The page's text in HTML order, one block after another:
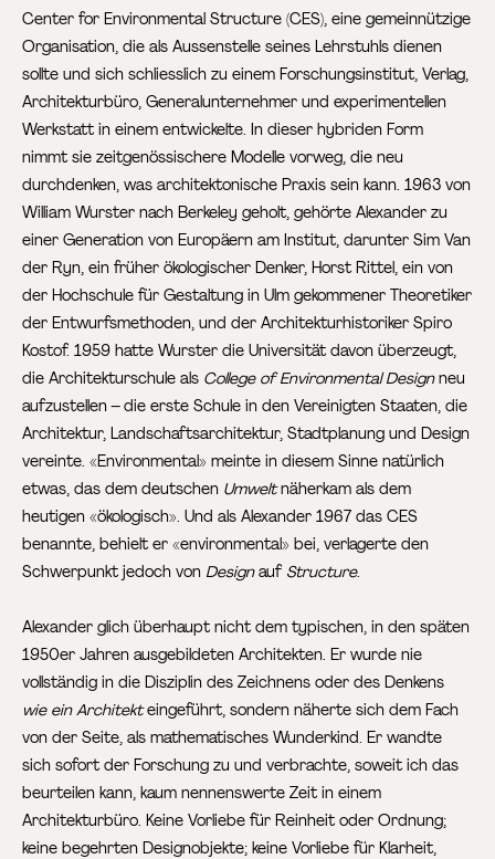
Center for Environmental Structure (CES), eine gemeinnützige
Organisation, die als Aussenstelle seines Lehrstuhls dienen
sollte und sich schliesslich zu einem Forschungsinstitut, Verlag,
Architekturbüro, Generalunternehmer und experimentellen
Werkstatt in einem entwickelte. In dieser hybriden Form
nimmt sie zeitgenössischere Modelle vorweg, die neu
durchdenken, was architektonische Praxis sein kann. 1963 von
William Wurster nach Berkeley geholt, gehörte Alexander zu
einer Generation von Europäern am Institut, darunter Sim Van
der Ryn, ein früher ökologischer Denker, Horst Rittel, ein von
der Hochschule für Gestaltung in Ulm gekommener Theoretiker
der Entwurfsmethoden, und der Architekturhistoriker Spiro
Kostof. 1959 hatte Wurster die Universität davon überzeugt,
die Architekturschule als College of Environmental Designneu
aufzustellen – die erste Schule in den Vereinigten Staaten, die
Architektur, Landschaftsarchitektur, Stadtplanung und Design
vereinte. «Environmental» meinte in diesem Sinne natürlich
etwas, das dem deutschen Umweltnäherkam als dem
heutigen «ökologisch». Und als Alexander 1967 das CES
benannte, behielt er «environmental» bei, verlagerte den
Schwerpunkt jedoch von Designauf Structure.
Alexander glich überhaupt nicht dem typischen, in den späten
1950er Jahren ausgebildeten Architekten. Er wurde nie
vollständig in die Disziplin des Zeichnens oder des Denkens
wie ein Architekteingeführt, sondern näherte sich dem Fach
von der Seite, als mathematisches Wunderkind. Er wandte
sich sofort der Forschung zu und verbrachte, soweit ich das
beurteilen kann, kaum nennenswerte Zeit in einem
Architekturbüro. Keine Vorliebe für Reinheit oder Ordnung;
keine begehrten Designobjekte; keine Vorliebe für Klarheit,